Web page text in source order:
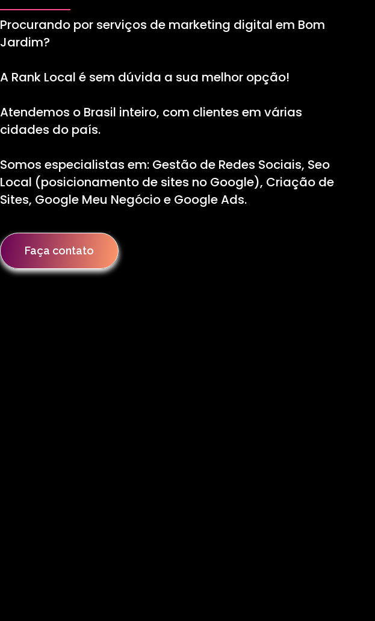
Procurando por serviços de marketing digital em Bom
Jardim?
A Rank Local é sem dúvida a sua melhor opção!
Atendemos o Brasil inteiro, com clientes em várias
cidades do país.
Somos especialistas em: Gestão de Redes Sociais, Seo
Local (posicionamento de sites no Google), Criação de
Sites, Google Meu Negócio e Google Ads.
Faça contato